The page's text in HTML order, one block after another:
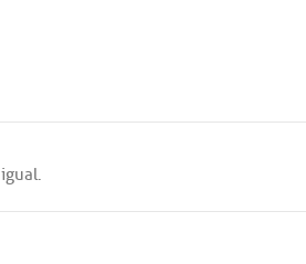
igual.